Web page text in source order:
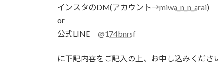
インスタのDM(アカウント→miwa_n_n_arai)
or
公式LINE @174bnrsf
に下記内容をご記入の上、お申し込みくださ